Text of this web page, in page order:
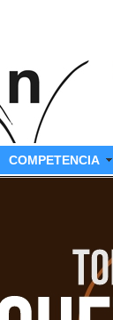
COMPETENCIA